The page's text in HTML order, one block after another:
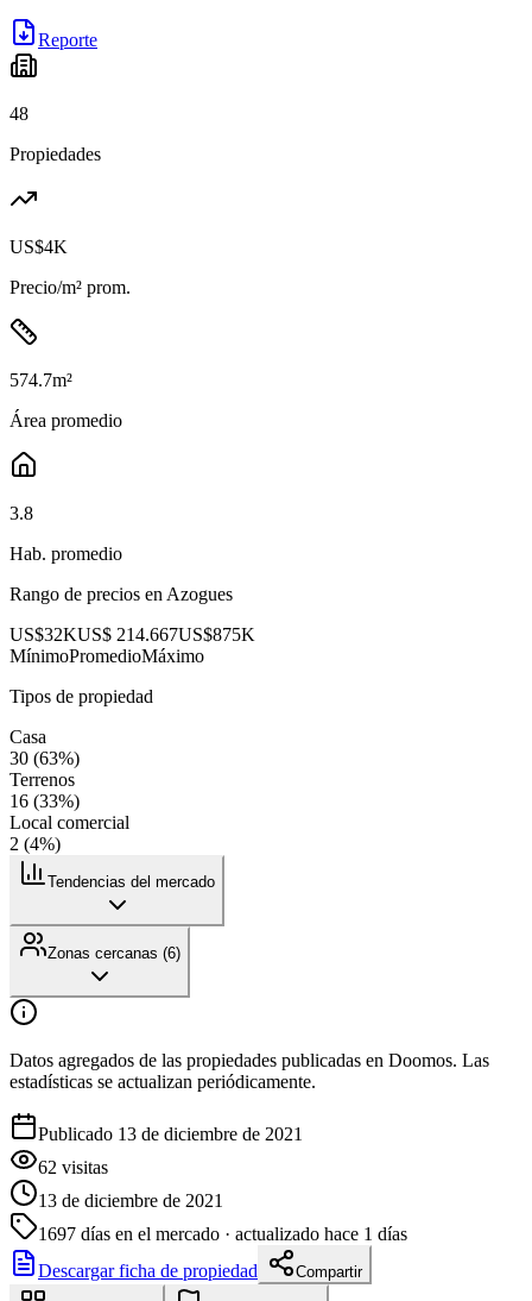
Reporte
48
Propiedades
US$4K
Precio/m² prom.
574.7m²
Área promedio
3.8
Hab. promedio
Rango de precios enAzogues
US$32KUS$ 214.667US$875K
MínimoPromedioMáximo
Tipos de propiedad
Casa
30 (63%)
Terrenos
16 (33%)
Local comercial
2 (4%)
Tendencias del mercado
Zonas cercanas (6)
Datos agregados de las propiedades publicadas en Doomos. Las
estadísticas se actualizan periódicamente.
Publicado 13 de diciembre de 2021
62 visitas
13 de diciembre de 2021
1697 días en el mercado · actualizado hace 1 días
Descargar ficha de propiedad
Compartir